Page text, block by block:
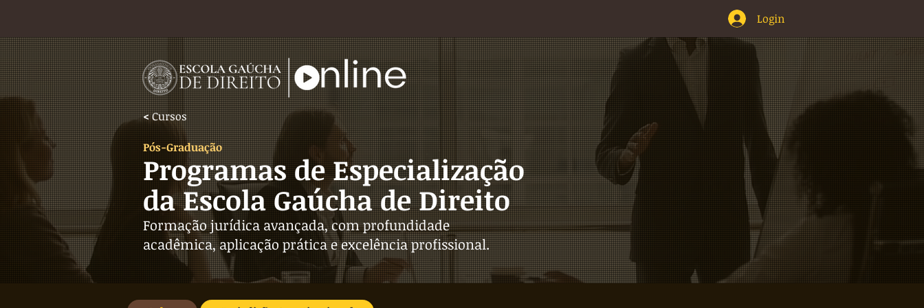
Login
<Cursos
Pós-Graduação
Programas de Especialização
da Escola Gaúcha de Direito
Formação jurídica avançada, com profundidade
acadêmica, aplicação prática e excelência profissional.